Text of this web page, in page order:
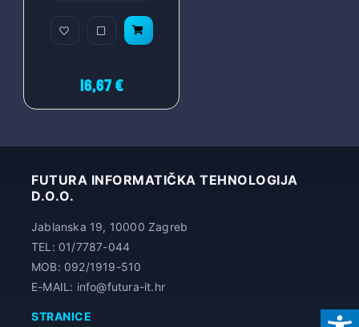
16,67 €
FUTURA INFORMATIČKA TEHNOLOGIJA
D.O.O.
Jablanska 19, 10000 Zagreb
TEL: 01/7787-044
MOB: 092/1919-510
E-MAIL: info@futura-it.hr
STRANICE